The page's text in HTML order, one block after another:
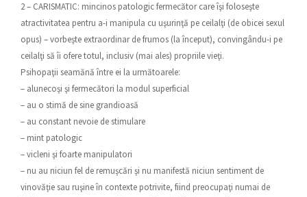
2 – CARISMATIC: mincinos patologic fermecător care îşi foloseşte
atractivitatea pentru a-i manipula cu uşurinţă pe ceilalţi (de obicei sexul
opus) – vorbeşte extraordinar de frumos (la început), convingându-i pe
ceilalţi să îi ofere totul, inclusiv (mai ales) propriile vieţi.
Psihopaţii seamănă între ei la următoarele:
– alunecoşi şi fermecători la modul superficial
– au o stimă de sine grandioasă
– au constant nevoie de stimulare
– mint patologic
– vicleni şi foarte manipulatori
– nu au niciun fel de remuşcări şi nu manifestă niciun sentiment de
vinovăţie sau ruşine în contexte potrivite, fiind preocupaţi numai de